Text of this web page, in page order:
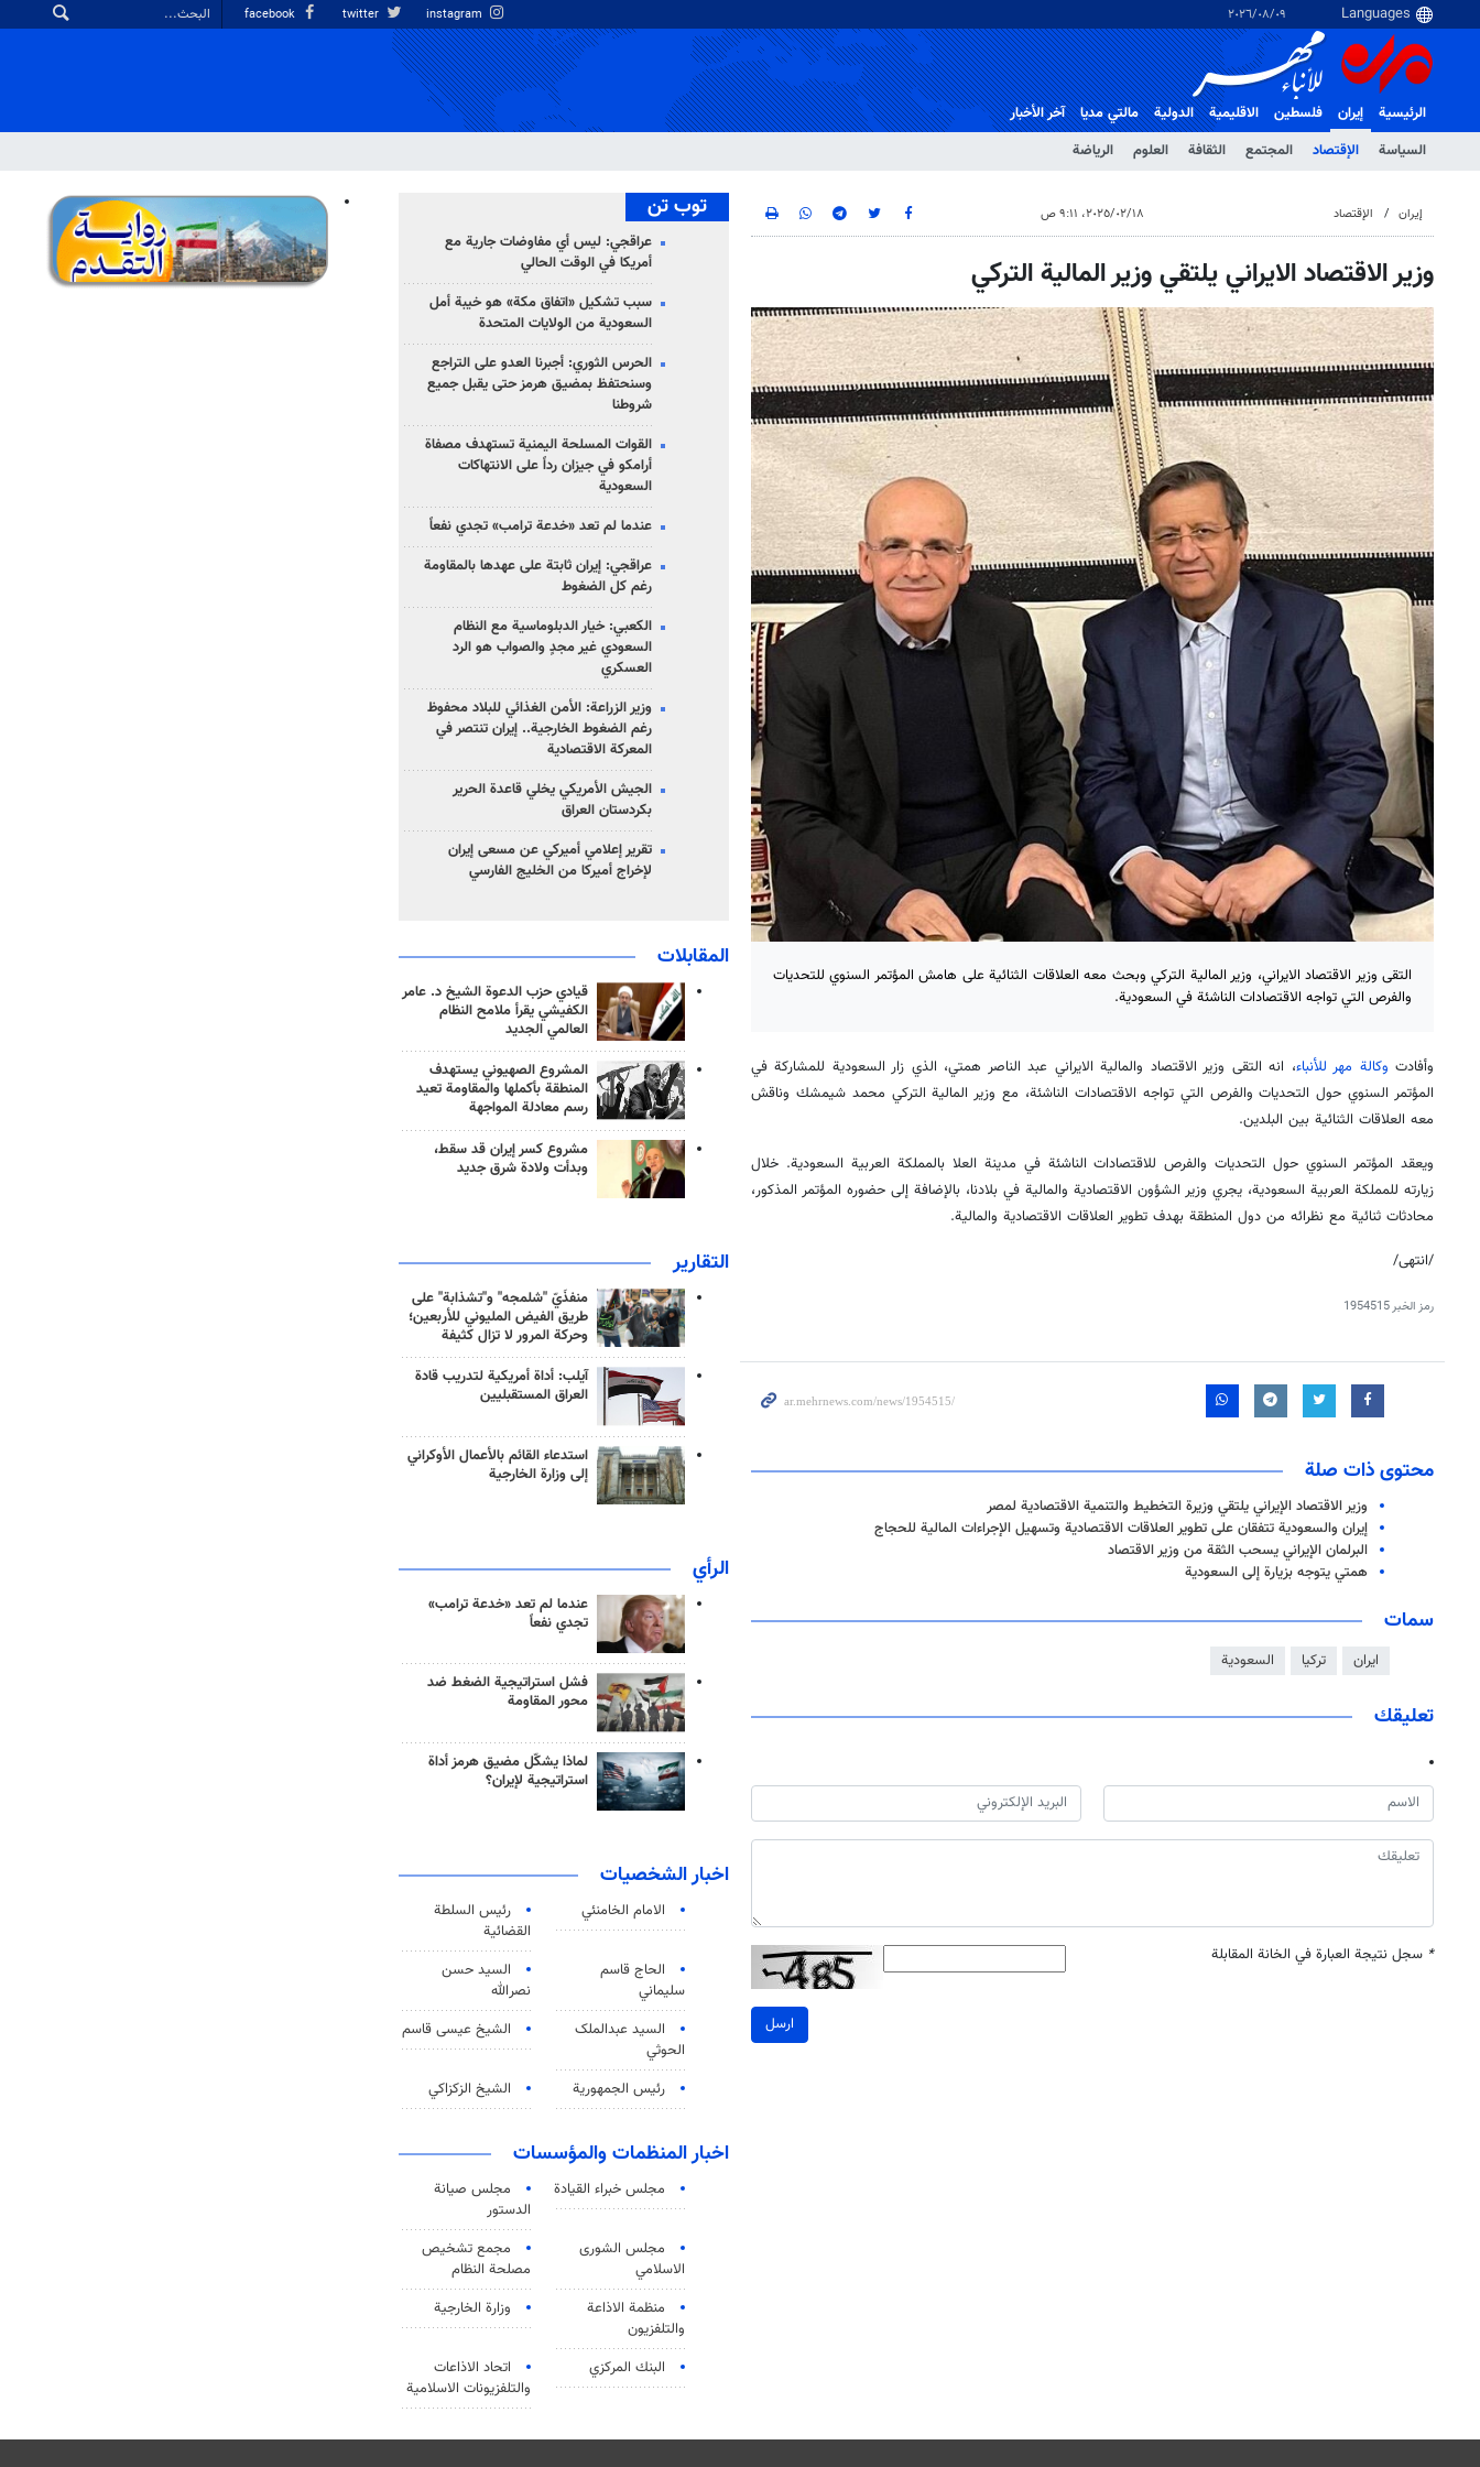
٠٩‏/٠٨‏/٢٠٢٦
الرئيسية
إيران
السياسة
الإقتصاد المجتمع الثقافة العلوم الرياضة
فلسطین الاقلیمیة الدولية مالتي مدیا آخر الأخبار
إيران الإقتصاد ١٨‏/٠٢‏/٢٠٢٥، ٩:١١ ص
وزير الاقتصاد الايراني يلتقي وزير المالية التركي
التقى وزير الاقتصاد الايراني، وزير المالية التركي وبحث معه العلاقات الثنائية على هامش المؤتمر السنوي للتحديات
والفرص التي تواجه الاقتصادات الناشئة في السعودية.
وأفادت وكالة مهر للأنباء، انه التقى وزير الاقتصاد والمالية الايراني عبد الناصر همتي، الذي زار السعودية للمشاركة في
المؤتمر السنوي حول التحديات والفرص التي تواجه الاقتصادات الناشئة، مع وزير المالية التركي محمد شيمشك وناقش
معه العلاقات الثنائية بين البلدين.
ويعقد المؤتمر السنوي حول التحديات والفرص للاقتصادات الناشئة في مدينة العلا بالمملكة العربية السعودية. خلال
زيارته للمملكة العربية السعودية، يجري وزير الشؤون الاقتصادية والمالية في بلادنا، بالإضافة إلى حضوره المؤتمر المذكور،
محادثات ثنائية مع نظرائه من دول المنطقة بهدف تطوير العلاقات الاقتصادية والمالية.
/انتهى/
رمز الخبر1954515
محتوى ذات صلة
وزير الاقتصاد الإيراني يلتقي وزيرة التخطيط والتنمية الاقتصادية لمصر
إيران والسعودية تتفقان على تطوير العلاقات الاقتصادية وتسهيل الإجراءات المالية للحجاج
البرلمان الإيراني يسحب الثقة من وزير الاقتصاد
همتي يتوجه بزيارة إلى السعودية
سمات
ايران تركيا السعودية
تعليقك
* سجل نتيجة العبارة في الخانة المقابلة
ارسل
توب تن
عراقجي: ليس أي مفاوضات جارية مع
أمريكا في الوقت الحالي
سبب تشكيل «اتفاق مكة» هو خيبة أمل
السعودية من الولايات المتحدة
الحرس الثوري: أجبرنا العدو على التراجع
وسنحتفظ بمضيق هرمز حتى يقبل جميع
شروطنا
القوات المسلحة اليمنية تستهدف مصفاة
أرامكو في جيزان رداً على الانتهاكات
السعودية
عندما لم تعد «خدعة ترامب» تجدي نفعاً
عراقجي: إيران ثابتة على عهدها بالمقاومة
رغم كل الضغوط
الكعبي: خيار الدبلوماسية مع النظام
السعودي غير مجدٍ والصواب هو الرد
العسكري
وزير الزراعة: الأمن الغذائي للبلاد محفوظ
رغم الضغوط الخارجية.. إيران تنتصر في
المعركة الاقتصادية
الجيش الأمريكي يخلي قاعدة الحرير
بكردستان العراق
تقرير إعلامي أميركي عن مسعى إيران
لإخراج أميركا من الخليج الفارسي
المقابلات
قيادي حزب الدعوة الشيخ د. عامر
الكفيشي يقرأ ملامح النظام
العالمي الجديد
المشروع الصهيوني يستهدف
المنطقة بأكملها والمقاومة تعيد
رسم معادلة المواجهة
مشروع كسر إيران قد سقط،
وبدأت ولادة شرق جديد
التقارير
منفذَيّ "شلمجه" و"تشذابة" على
طريق الفيض المليوني للأربعين؛
وحركة المرور لا تزال كثيفة
آيلب: أداة أمريكية لتدريب قادة
العراق المستقبليين
استدعاء القائم بالأعمال الأوكراني
إلى وزارة الخارجية
الرأي
عندما لم تعد «خدعة ترامب»
تجدي نفعاً
فشل استراتيجية الضغط ضد
محور المقاومة
لماذا يشكّل مضيق هرمز أداة
استراتيجية لإيران؟
اخبار الشخصيات
الامام الخامنئي
رئیس السلطة
القضائیة
الحاج قاسم
سليماني
السيد حسن
نصرالله
السید عبدالملک
الحوثي
الشيخ عيسى قاسم
رئيس الجمهورية الشيخ الزكزاكي
اخبار المنظمات والمؤسسات
مجلس خبراء القيادة
مجلس صيانة
الدستور
مجلس الشورى
الاسلامي
مجمع تشخيص
مصلحة النظام
منظمة الاذاعة
والتلفزیون
وزارة الخارجية
البنك المركزي
اتحاد الاذاعات
والتلفزيونات الاسلامية